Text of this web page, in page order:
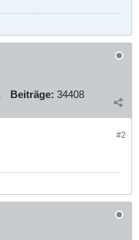
Beiträge: 34408
#2